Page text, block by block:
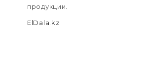
продукции.
ElDala.kz